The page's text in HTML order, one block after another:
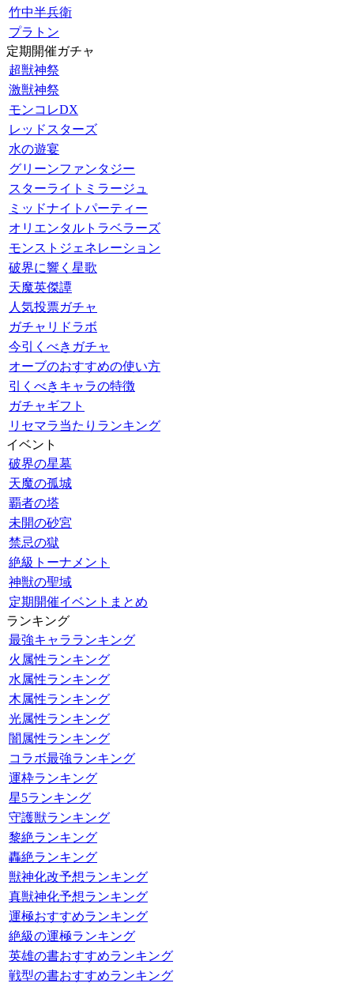
竹中半兵衛
プラトン
定期開催ガチャ
超獣神祭
激獣神祭
モンコレDX
レッドスターズ
水の遊宴
グリーンファンタジー
スターライトミラージュ
ミッドナイトパーティー
オリエンタルトラベラーズ
モンストジェネレーション
破界に響く星歌
天魔英傑譚
人気投票ガチャ
ガチャリドラボ
今引くべきガチャ
オーブのおすすめの使い方
引くべきキャラの特徴
ガチャギフト
リセマラ当たりランキング
イベント
破界の星墓
天魔の孤城
覇者の塔
未開の砂宮
禁忌の獄
絶級トーナメント
神獣の聖域
定期開催イベントまとめ
ランキング
最強キャラランキング
火属性ランキング
水属性ランキング
木属性ランキング
光属性ランキング
闇属性ランキング
コラボ最強ランキング
運枠ランキング
星5ランキング
守護獣ランキング
黎絶ランキング
轟絶ランキング
獣神化改予想ランキング
真獣神化予想ランキング
運極おすすめランキング
絶級の運極ランキング
英雄の書おすすめランキング
戦型の書おすすめランキング